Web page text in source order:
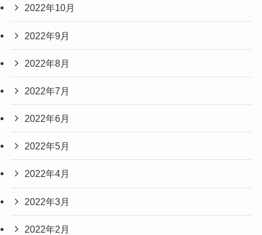
2022年10月
2022年9月
2022年8月
2022年7月
2022年6月
2022年5月
2022年4月
2022年3月
2022年2月